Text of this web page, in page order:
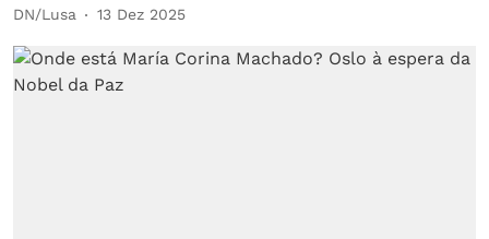
DN/Lusa 13 Dez 2025